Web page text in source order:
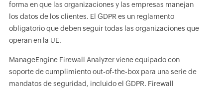
forma en que las organizaciones y las empresas manejan
los datos de los clientes. El GDPR es un reglamento
obligatorio que deben seguir todas las organizaciones que
operan en la UE.
ManageEngine Firewall Analyzer viene equipado con
soporte de cumplimiento out-of-the-box para una serie de
mandatos de seguridad, incluido el GDPR. Firewall